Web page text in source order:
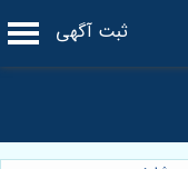
ثبت آگهی